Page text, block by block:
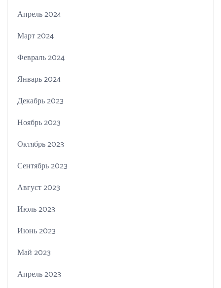
Апрель 2024
Март 2024
Февраль 2024
Январь 2024
Декабрь 2023
Ноябрь 2023
Октябрь 2023
Сентябрь 2023
Август 2023
Июль 2023
Июнь 2023
Май 2023
Апрель 2023